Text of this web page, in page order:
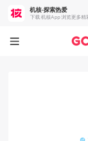
机核-探索热爱
下载 机核App 浏览更多精